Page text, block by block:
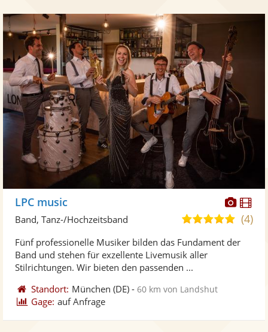
Fotos
LPC music
5,0
5
(4)
Band, Tanz-/Hochzeitsband
Fünf professionelle Musiker bilden das Fundament der
Band und stehen für exzellente Livemusik aller
Stilrichtungen. Wir bieten den passenden ...
Standort: München (DE) -60 km von Landshut
Gage: auf Anfrage